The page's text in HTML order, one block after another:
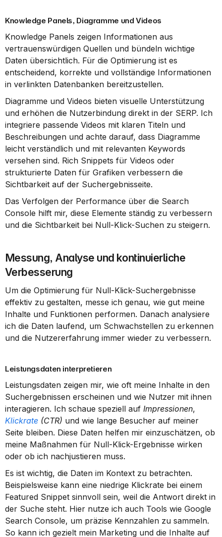
Knowledge Panels, Diagramme und Videos
Knowledge Panels zeigen Informationen aus
vertrauenswürdigen Quellen und bündeln wichtige
Daten übersichtlich. Für die Optimierung ist es
entscheidend, korrekte und vollständige Informationen
in verlinkten Datenbanken bereitzustellen.
Diagramme und Videos bieten visuelle Unterstützung
und erhöhen die Nutzerbindung direkt in der SERP. Ich
integriere passende Videos mit klaren Titeln und
Beschreibungen und achte darauf, dass Diagramme
leicht verständlich und mit relevanten Keywords
versehen sind. Rich Snippets für Videos oder
strukturierte Daten für Grafiken verbessern die
Sichtbarkeit auf der Suchergebnisseite.
Das Verfolgen der Performance über die Search
Console hilft mir, diese Elemente ständig zu verbessern
und die Sichtbarkeit bei Null-Klick-Suchen zu steigern.
Messung, Analyse und kontinuierliche
Verbesserung
Um die Optimierung für Null-Klick-Suchergebnisse
effektiv zu gestalten, messe ich genau, wie gut meine
Inhalte und Funktionen performen. Danach analysiere
ich die Daten laufend, um Schwachstellen zu erkennen
und die Nutzererfahrung immer wieder zu verbessern.
Leistungsdaten interpretieren
Leistungsdaten zeigen mir, wie oft meine Inhalte in den
Suchergebnissen erscheinen und wie Nutzer mit ihnen
interagieren. Ich schaue speziell auf Impressionen
Klickrate (CTR) und wie lange Besucher auf meiner
Seite bleiben. Diese Daten helfen mir einzuschätzen, ob
meine Maßnahmen für Null-Klick-Ergebnisse wirken
oder ob ich nachjustieren muss.
Es ist wichtig, die Daten im Kontext zu betrachten.
Beispielsweise kann eine niedrige Klickrate bei einem
Featured Snippet sinnvoll sein, weil die Antwort direkt in
der Suche steht. Hier nutze ich auch Tools wie Google
Search Console, um präzise Kennzahlen zu sammeln.
So kann ich gezielt mein Marketing und die Inhalte auf